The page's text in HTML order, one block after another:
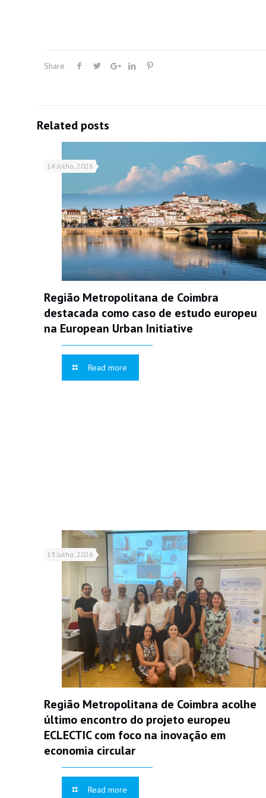
Share
Related posts
14 Julho, 2026
Região Metropolitana de Coimbra
destacada como caso de estudo europeu
na European Urban Initiative
Read more
13 Julho, 2026
Região Metropolitana de Coimbra acolhe
último encontro do projeto europeu
ECLECTIC com foco na inovação em
economia circular
Read more